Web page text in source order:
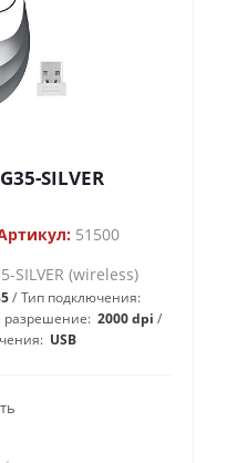
SILVER
51500
SILVER (wireless)
Тип подключения:
разрешение: 2000 dpi
USB